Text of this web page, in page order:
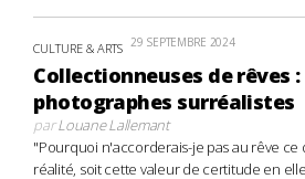
CULTURE & ARTS 29 SEPTEMBRE 2024
Collectionneuses de rêves
photographes surréalistes
parLouane Lallemant
"Pourquoi n'accorderais-je pas au rêve ce
réalité, soit cette valeur de certitude en